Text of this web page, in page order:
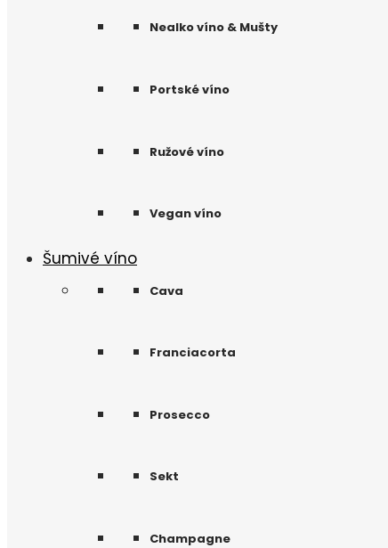
Nealko víno & Mušty
Portské víno
Ružové víno
Vegan víno
Šumivé víno
Cava
Franciacorta
Prosecco
Sekt
Champagne